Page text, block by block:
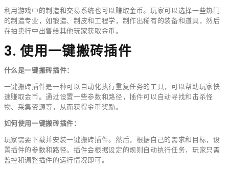
利用游戏中的制造和交易系统也可以赚取金币。玩家可以选择一些热门
的制造专业，如锻造、制皮和工程学，制作出稀有的装备和道具，然后
在拍卖行中出售给其他玩家获取金币。
3. 使用一键搬砖插件
什么是一键搬砖插件：
一键搬砖插件是一种可以自动化执行重复任务的工具，可以帮助玩家快
速赚取金币。通过设置一些参数和路径，插件可以自动寻找和击杀怪
物、采集资源等，从而获得金币奖励。
如何使用一键搬砖插件：
玩家需要下载并安装一键搬砖插件。然后，根据自己的需求和目标，设
置插件的参数和路径。插件会根据设定的规则自动执行任务，玩家只需
监控和调整插件的运行情况即可。